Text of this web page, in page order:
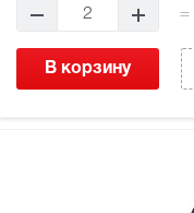
2 =
В корзину